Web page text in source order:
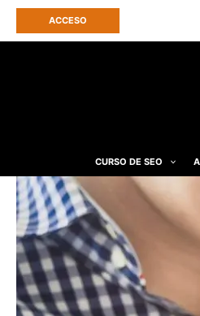
ACCESO
CURSO DE SEO